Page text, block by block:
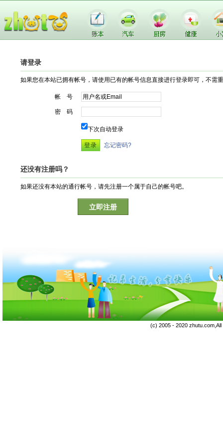
请登录
如果您在本站已拥有帐号，请使用已有的帐号信息直接进行登录即可，不需
帐 号
密 码
下次自动登录
忘记密码?
还没有注册吗？
如果还没有本站的通行帐号，请先注册一个属于自己的帐号吧。
立即注册
(c) 2005 - 2020